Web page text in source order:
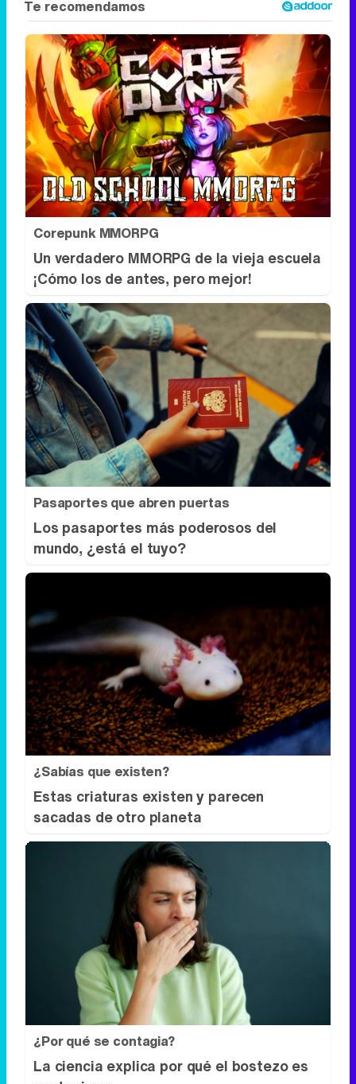
Corepunk MMORPG
Un verdadero MMORPG de la vieja escuela
¡Cómo los de antes, pero mejor!
Pasaportes que abren puertas
Los pasaportes más poderosos del
mundo, ¿está el tuyo?
¿Sabías que existen?
Estas criaturas existen y parecen
sacadas de otro planeta
¿Por qué se contagia?
La ciencia explica por qué el bostezo es